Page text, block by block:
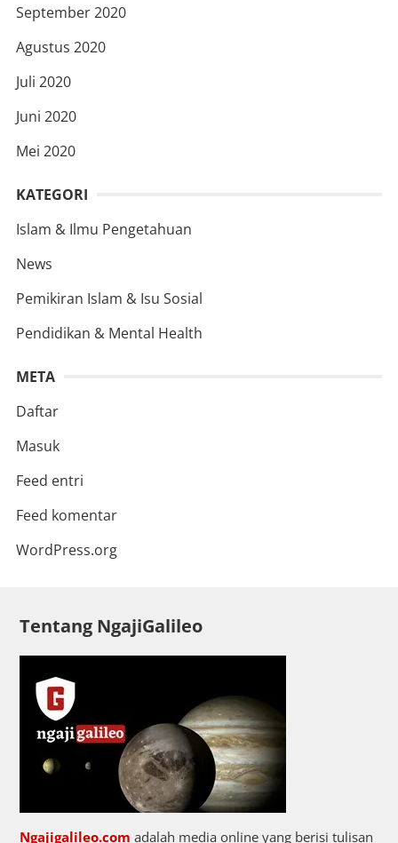
September 2020
Agustus 2020
Juli 2020
Juni 2020
Mei 2020
KATEGORI
Islam & Ilmu Pengetahuan
News
Pemikiran Islam & Isu Sosial
Pendidikan & Mental Health
META
Daftar
Masuk
Feed entri
Feed komentar
WordPress.org
Tentang NgajiGalileo
Ngajigalileo.com adalah media online yang berisi tulisan